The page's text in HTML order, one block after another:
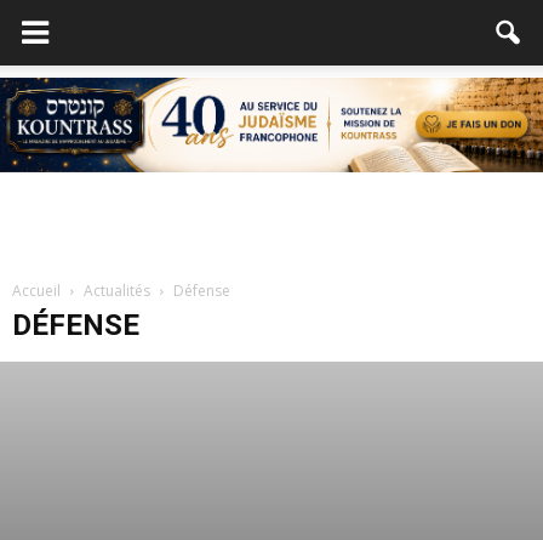
Accueil Actualités Défense
DÉFENSE